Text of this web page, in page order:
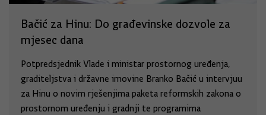
Bačić za Hinu: Do građevinske dozvole za
mjesec dana
Potpredsjednik Vlade i ministar prostornog uređenja,
graditeljstva i državne imovine Branko Bačić u intervjuu
za Hinu o novim rješenjima paketa reformskih zakona o
prostornom uređenju i gradnji te programima